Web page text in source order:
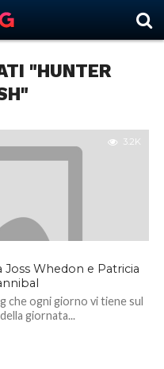
"HUNTER
3.2K
Whedon e Patricia
che ogni giorno vi tiene sul
giornata...